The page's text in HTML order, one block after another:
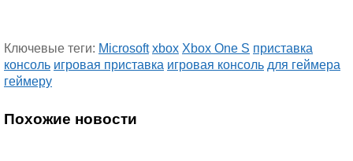
Ключевые теги: Microsoft xbox Xbox One S приставка
консоль игровая приставка игровая консоль для геймера
геймеру
Похожие новости